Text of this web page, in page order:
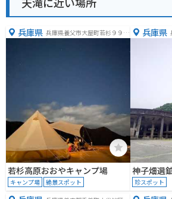
兵庫県 兵庫県養父市大屋町若杉９９
若杉高原おおやキャンプ場
キャンプ場 絶景スポット
兵庫県
神子畑選
珍スポット